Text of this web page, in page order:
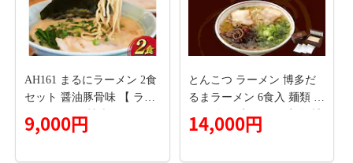
AH161 まるにラーメン 2食
セット 醤油豚骨味 【 ラー
メン セット 醤油 らーめん
冷蔵 醤油ラーメン ラーメ
9,000円
とんこつ ラーメン 博多だ
るまラーメン 6食入 麺類 ラ
ンチ 夕飯 夜ごはん 夜食 博
多ラーメン 豚骨スープ 極
14,000円